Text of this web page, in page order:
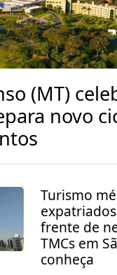
(MT)
novo
Turismo
frente de
TMCs em
conheça